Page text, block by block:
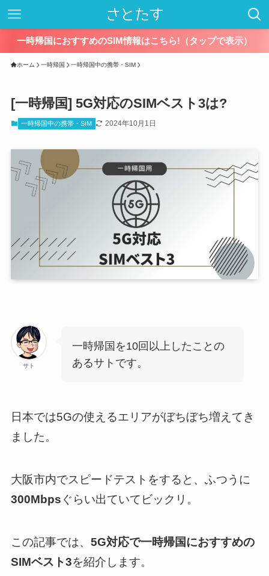
一時帰国におすすめのSIM情報はこちら!（タップで表示）
ホーム 一時帰国 一時帰国中の携帯・SIM
[一時帰国] 5G対応のSIMベスト3は?
一時帰国中の携帯・SIM 2024年10月1日
サト
一時帰国を10回以上したことの
あるサトです。
日本では5Gの使えるエリアがぼちぼち増えてき
ました。
大阪市内でスピードテストをすると、ふつうに
300Mbps ぐらい出ていてビックリ。
この記事では、 5G対応で一時帰国におすすめの
SIMベスト3を紹介します。